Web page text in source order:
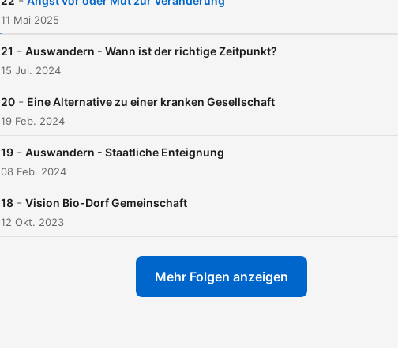
Brasilianerinnen und
politische und
in Deutschland und der
neue Gründe zur Sorge um
traditionelle Werte jenseits
„woken“ Mainstream vertritt
11 Mai 2025
21 - Auswandern - Wann ist der richtige Zeitpunkt?
15 Jul. 2024
20 - Eine Alternative zu einer kranken Gesellschaft
19 Feb. 2024
19 - Auswandern - Staatliche Enteignung
08 Feb. 2024
18 - Vision Bio-Dorf Gemeinschaft
12 Okt. 2023
Mehr Folgen anzeigen